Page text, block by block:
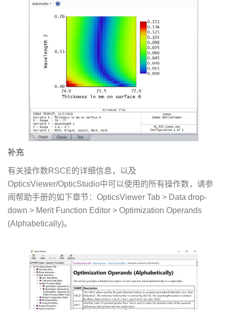
补充
有关操作数RSCE的详细信息，以及
OpticsViewer/OpticStudio中可以使用的所有操作数，请参
阅帮助手册的如下章节：OpticsViewer Tab > Data drop-
down > Merit Function Editor > Optimization Operands
(Alphabetically)。